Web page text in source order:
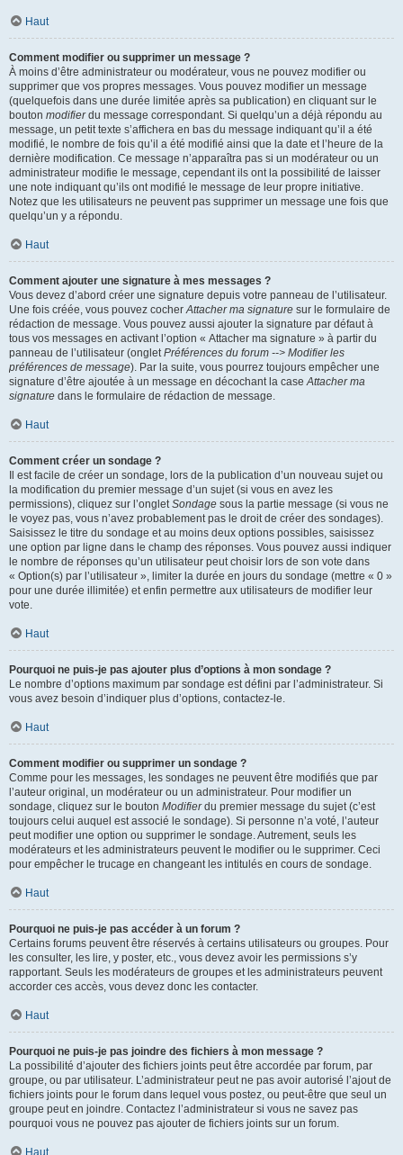
Haut
Comment modifier ou supprimer un message ?
À moins d’être administrateur ou modérateur, vous ne pouvez modifier ou
supprimer que vos propres messages. Vous pouvez modifier un message
(quelquefois dans une durée limitée après sa publication) en cliquant sur le
bouton modifierdu message correspondant. Si quelqu’un a déjà répondu au
message, un petit texte s’affichera en bas du message indiquant qu’il a été
modifié, le nombre de fois qu’il a été modifié ainsi que la date et l’heure de la
dernière modification. Ce message n’apparaîtra pas si un modérateur ou un
administrateur modifie le message, cependant ils ont la possibilité de laisser
une note indiquant qu’ils ont modifié le message de leur propre initiative.
Notez que les utilisateurs ne peuvent pas supprimer un message une fois que
quelqu’un y a répondu.
Haut
Comment ajouter une signature à mes messages ?
Vous devez d’abord créer une signature depuis votre panneau de l’utilisateur.
Une fois créée, vous pouvez cocher Attacher ma signature sur le formulaire de
rédaction de message. Vous pouvez aussi ajouter la signature par défaut à
tous vos messages en activant l’option « Attacher ma signature » à partir du
panneau de l’utilisateur (onglet Préférences du forum --> Modifier les
préférences de message). Par la suite, vous pourrez toujours empêcher une
signature d’être ajoutée à un message en décochant la case Attacher ma
signature dans le formulaire de rédaction de message.
Haut
Comment créer un sondage ?
Il est facile de créer un sondage, lors de la publication d’un nouveau sujet ou
la modification du premier message d’un sujet (si vous en avez les
permissions), cliquez sur l’onglet Sondage sous la partie message (si vous ne
le voyez pas, vous n’avez probablement pas le droit de créer des sondages).
Saisissez le titre du sondage et au moins deux options possibles, saisissez
une option par ligne dans le champ des réponses. Vous pouvez aussi indiquer
le nombre de réponses qu’un utilisateur peut choisir lors de son vote dans
« Option(s) par l’utilisateur », limiter la durée en jours du sondage (mettre « 0 »
pour une durée illimitée) et enfin permettre aux utilisateurs de modifier leur
vote.
Haut
Pourquoi ne puis-je pas ajouter plus d’options à mon sondage ?
Le nombre d’options maximum par sondage est défini par l’administrateur. Si
vous avez besoin d’indiquer plus d’options, contactez-le.
Haut
Comment modifier ou supprimer un sondage ?
Comme pour les messages, les sondages ne peuvent être modifiés que par
l’auteur original, un modérateur ou un administrateur. Pour modifier un
sondage, cliquez sur le bouton Modifierdu premier message du sujet (c’est
toujours celui auquel est associé le sondage). Si personne n’a voté, l’auteur
peut modifier une option ou supprimer le sondage. Autrement, seuls les
modérateurs et les administrateurs peuvent le modifier ou le supprimer. Ceci
pour empêcher le trucage en changeant les intitulés en cours de sondage.
Haut
Pourquoi ne puis-je pas accéder à un forum ?
Certains forums peuvent être réservés à certains utilisateurs ou groupes. Pour
les consulter, les lire, y poster, etc., vous devez avoir les permissions s’y
rapportant. Seuls les modérateurs de groupes et les administrateurs peuvent
accorder ces accès, vous devez donc les contacter.
Haut
Pourquoi ne puis-je pas joindre des fichiers à mon message ?
La possibilité d’ajouter des fichiers joints peut être accordée par forum, par
groupe, ou par utilisateur. L’administrateur peut ne pas avoir autorisé l’ajout de
fichiers joints pour le forum dans lequel vous postez, ou peut-être que seul un
groupe peut en joindre. Contactez l’administrateur si vous ne savez pas
pourquoi vous ne pouvez pas ajouter de fichiers joints sur un forum.
Haut